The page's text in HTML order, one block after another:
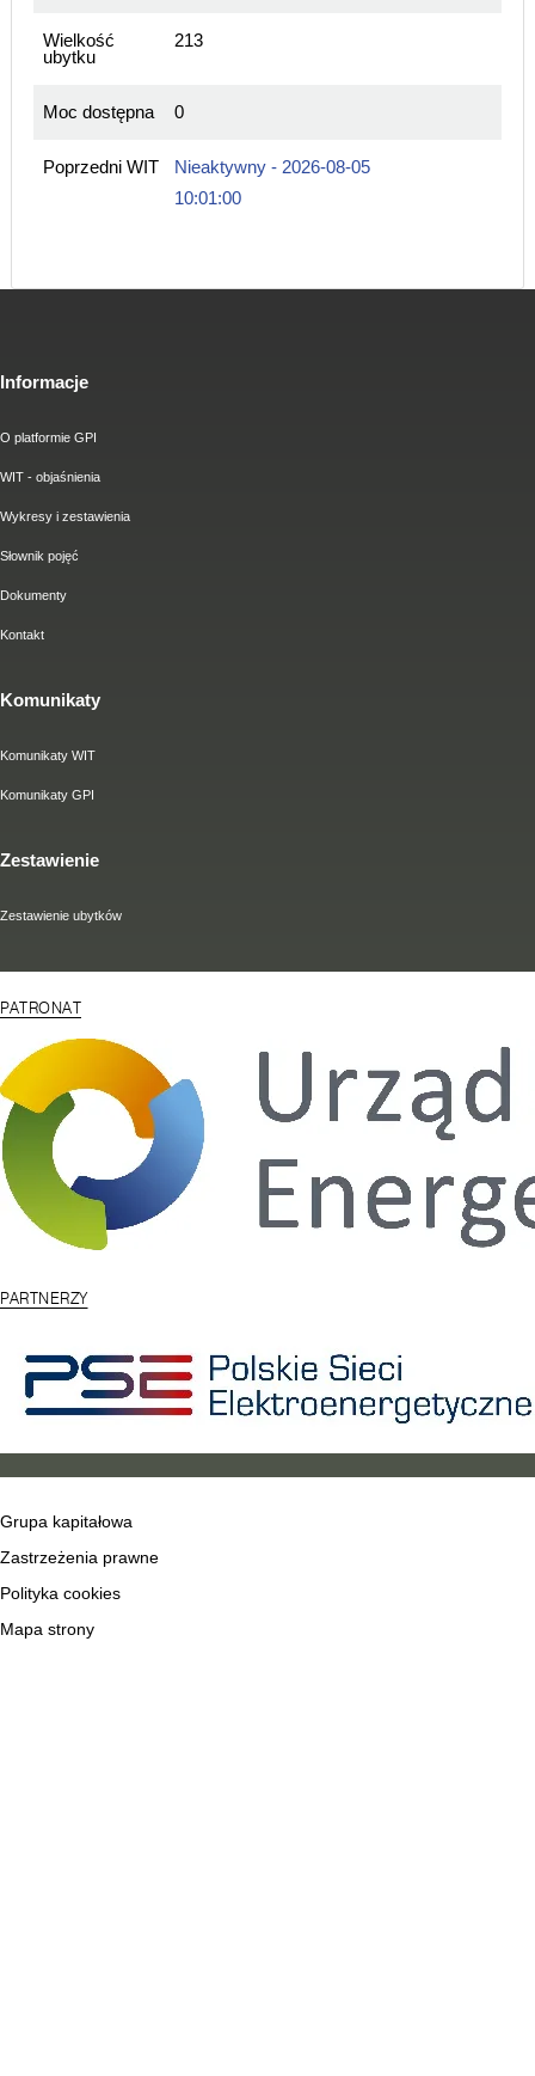
Wielkość
ubytku
213
Moc dostępna 0
Poprzedni WIT
Nieaktywny - 2026-08-05
10:01:00
Informacje
O platformie GPI
WIT - objaśnienia
Wykresy i zestawienia
Słownik pojęć
Dokumenty
Kontakt
Komunikaty
Komunikaty WIT
Komunikaty GPI
Zestawienie
Zestawienie ubytków
PATRONAT
PARTNERZY
Grupa kapitałowa
Zastrzeżenia prawne
Polityka cookies
Mapa strony